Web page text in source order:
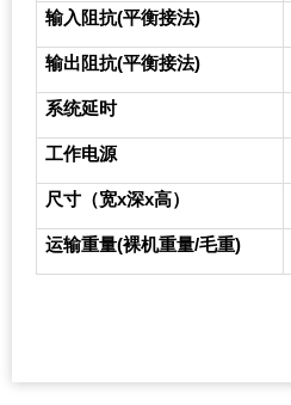
输入阻抗(平衡接法)
输出阻抗(平衡接法)
系统延时
工作电源
尺寸（宽x深x高）
运输重量(裸机重量/毛重)